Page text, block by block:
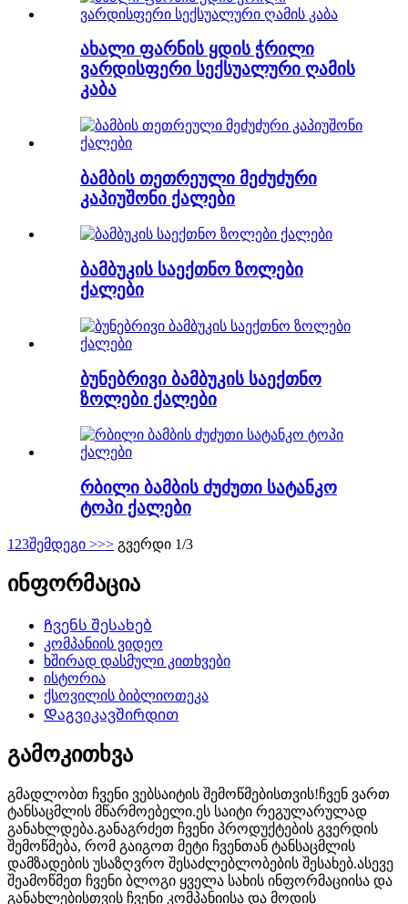
ახალი ფარნის ყდის ჭრილი
ვარდისფერი სექსუალური ღამის
კაბა
ბამბის თეთრეული მეძუძური
კაპიუშონი ქალები
ბამბუკის საექთნო ზოლები
ქალები
ბუნებრივი ბამბუკის საექთნო
ზოლები ქალები
რბილი ბამბის ძუძუთი სატანკო
ტოპი ქალები
1 23შემდეგი >>> გვერდი 1/3
ინფორმაცია
Ჩვენს შესახებ
კომპანიის ვიდეო
ხშირად დასმული კითხვები
ისტორია
ქსოვილის ბიბლიოთეკა
Დაგვიკავშირდით
გამოკითხვა
გმადლობთ ჩვენი ვებსაიტის შემოწმებისთვის!ჩვენ ვართ
ტანსაცმლის მწარმოებელი.ეს საიტი რეგულარულად
განახლდება.განაგრძეთ ჩვენი პროდუქტების გვერდის
შემოწმება, რომ გაიგოთ მეტი ჩვენთან ტანსაცმლის
დამზადების უსაზღვრო შესაძლებლობების შესახებ.ასევე
შეამოწმეთ ჩვენი ბლოგი ყველა სახის ინფორმაციისა და
განახლებისთვის ჩვენი კომპანიისა და მოდის